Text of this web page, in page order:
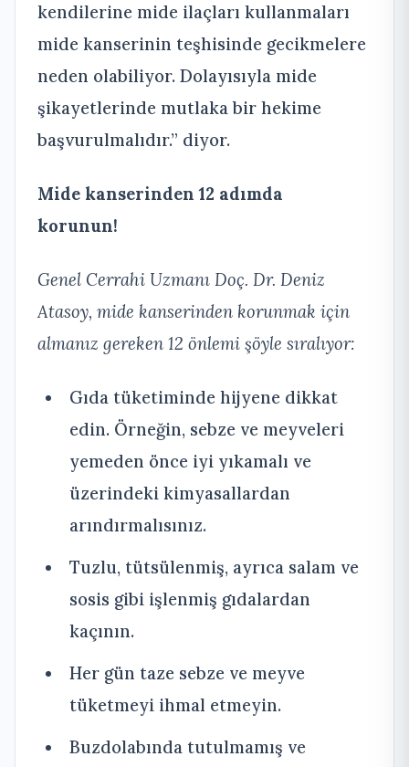
kendilerine mide ilaçları kullanmaları
mide kanserinin teşhisinde gecikmelere
neden olabiliyor. Dolayısıyla mide
şikayetlerinde mutlaka bir hekime
başvurulmalıdır.” diyor.
Mide kanserinden 12 adımda
korunun!
Genel Cerrahi Uzmanı Doç. Dr. Deniz
Atasoy, mide kanserinden korunmak için
almanız gereken 12 önlemi şöyle sıralıyor:
Gıda tüketiminde hijyene dikkat
edin. Örneğin, sebze ve meyveleri
yemeden önce iyi yıkamalı ve
üzerindeki kimyasallardan
arındırmalısınız.
Tuzlu, tütsülenmiş, ayrıca salam ve
sosis gibi işlenmiş gıdalardan
kaçının.
Her gün taze sebze ve meyve
tüketmeyi ihmal etmeyin.
Buzdolabında tutulmamış ve